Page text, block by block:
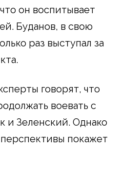
он воспитывает
Буданов, в свою
раз выступал за
говорят, что
воевать с
и Зеленский. Однако
покажет